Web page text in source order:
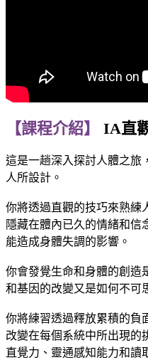
【課程介紹】 IA直
這是一趟深入探討人體之旅
人所設計。
你將透過直觀的技巧來熟練
隱藏在體內已久的情緒和信
能造成身體失調的影響。
你會發覺生命和身體的創造
和基因的改變又是如何不可
你將練習透過釋放累積的負
改變在每個系統中所出現的
直覺力、靈通感知能力和讀